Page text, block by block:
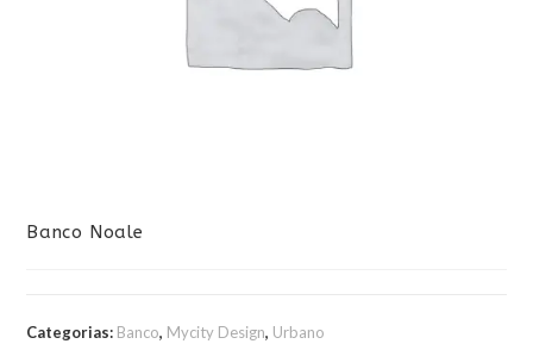
Banco Noale
Categorias: Banco, Mycity Design, Urbano